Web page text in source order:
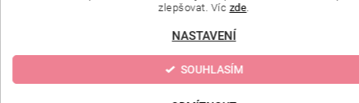
zlepšovat. Víczde.
NASTAVENÍ
SOUHLASÍM